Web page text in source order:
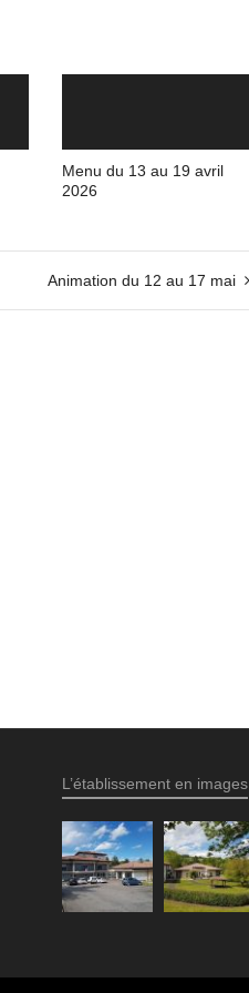
Menu du 13 au 19 avril
2026
Animation du 12 au 17 mai
L’établissement en images